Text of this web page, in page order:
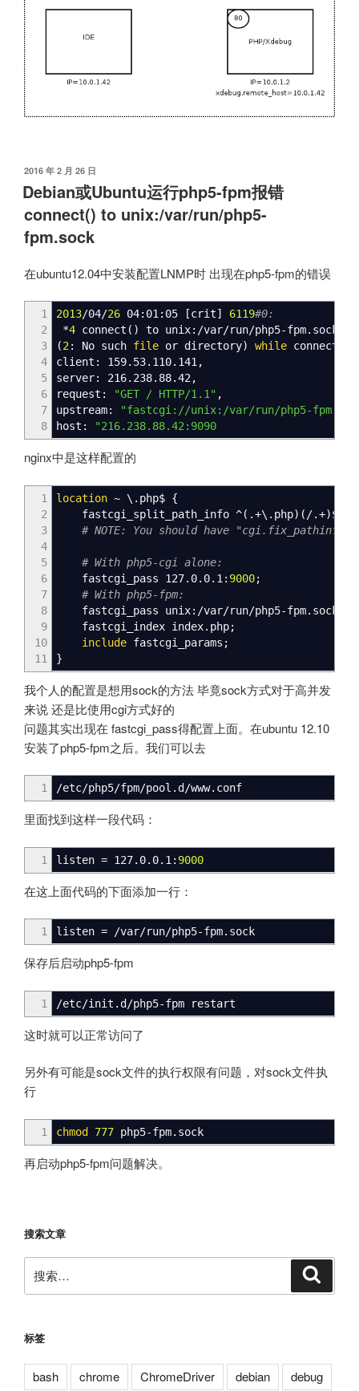
发
布
于
2016 年 2 月 26 日
Debian或Ubuntu运行php5-fpm报错
connect() to unix:/var/run/php5-
fpm.sock
在ubuntu12.04中安装配置LNMP时 出现在php5-fpm的错误
1
2
3
4
5
6
7
8
2013/04/26 04:01:05 [crit] 6119#0:
*4 connect ( ) to unix: /var/run/php5-fpm.sock
(2: No such file or directory) while
client: 159.53.110.141,
server: 216.238.88.42,
request:
"GET / HTTP/1.1" ,
upstream:
"fastcgi://unix:/var/run/php5-
host:
"216.238.88.42:9090
nginx中是这样配置的
1
2
3
4
5
6
7
8
9
10
11
location ~ \.php$ {
fastcgi_split_path_info ^( .+\.php) ( /.+)$
# NOTE: You should have
# With php5-cgi alone:
fastcgi_pass 127.0.0.1: 9000;
# With php5-fpm:
fastcgi_pass unix:/var/run/php5-fpm.sock
fastcgi_index index.php;
include fastcgi_params ;
}
我个人的配置是想用sock的方法 毕竟sock方式对于高并发
来说 还是比使用cgi方式好的
问题其实出现在 fastcgi_pass得配置上面。在ubuntu 12.10
安装了php5-fpm之后。我们可以去
1 /etc/php5/fpm/pool.d/www.conf
里面找到这样一段代码：
1 listen = 127. 0. 0. 1 : 9000
在这上面代码的下面添加一行：
1 listen = /var/run/php5-fpm. sock
保存后启动php5-fpm
1 /etc/init.d /php5-fpm restart
这时就可以正常访问了
另外有可能是sock文件的执行权限有问题，对sock文件执
行
1 chmod 777 php5-fpm.sock
再启动php5-fpm问题解决。
搜索文章
索：
标签
bash chrome ChromeDriver debian debug